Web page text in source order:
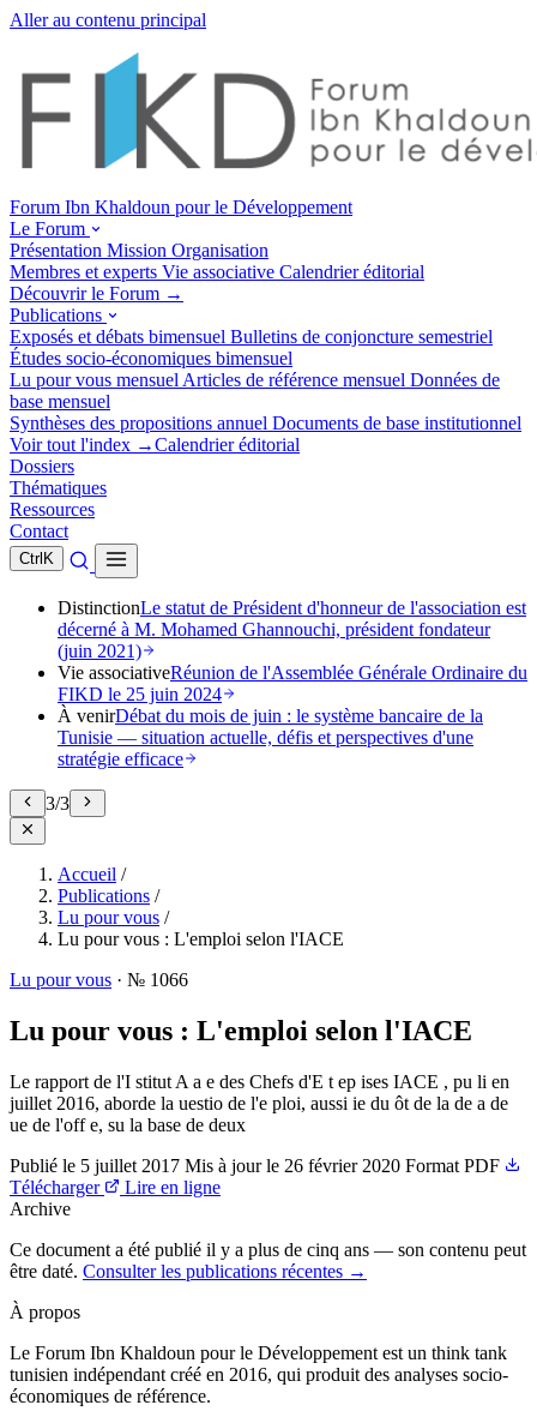
Aller au contenu principal
Forum Ibn Khaldoun pour le Développement
Le Forum
Présentation Mission Organisation
Membres et experts Vie associative Calendrier éditorial
Découvrir le Forum →
Publications
Exposés et débats bimensuel Bulletins de conjoncture semestriel
Études socio-économiques bimensuel
Lu pour vous mensuel Articles de référence mensuel Données de
base mensuel
Synthèses des propositions annuel Documents de base institutionnel
Voir tout l'index →Calendrier éditorial
Dossiers
Thématiques
Ressources
Contact
Ctrl K
DistinctionLe statut de Président d'honneur de l'association est
décerné à M. Mohamed Ghannouchi, président fondateur
(juin 2021)
Vie associativeRéunion de l'Assemblée Générale Ordinaire du
FIKD le 25 juin 2024
À venirDébat du mois de juin : le système bancaire de la
Tunisie — situation actuelle, défis et perspectives d'une
stratégie efficace
3/3
Accueil /
Publications /
Lu pour vous /
Lu pour vous : L'emploi selon l'IACE
Lu pour vous · № 1066
Lu pour vous : L'emploi selon l'IACE
Le rapport de l'I stitut A a e des Chefs d'E t ep ises IACE , pu li en
juillet 2016, aborde la uestio de l'e ploi, aussi ie du ôt de la de a de
ue de l'off e, su la base de deux
Publié le 5 juillet 2017 Mis à jour le 26 février 2020 Format PDF
Télécharger
Lire en ligne
Archive
Ce document a été publié il y a plus de cinq ans — son contenu peut
être daté. Consulter les publications récentes →
À propos
Le Forum Ibn Khaldoun pour le Développement est un think tank
tunisien indépendant créé en 2016, qui produit des analyses socio-
économiques de référence.